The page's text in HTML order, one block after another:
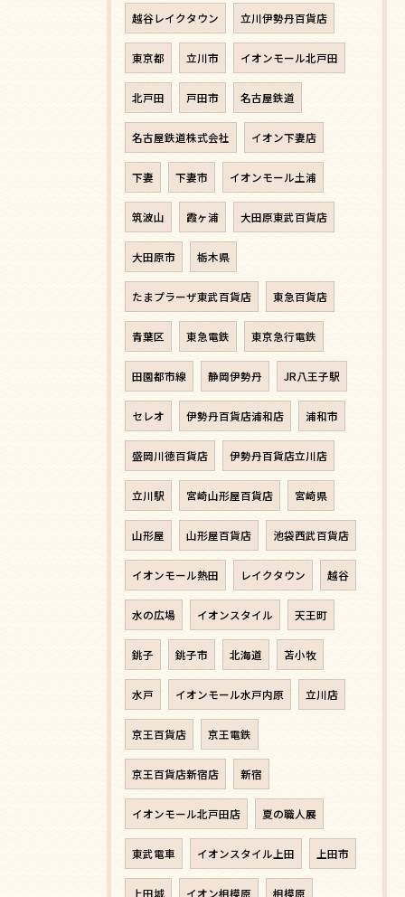
越谷レイクタウン 立川伊勢丹百貨店
東京都 立川市 イオンモール北戸田
北戸田 戸田市 名古屋鉄道
名古屋鉄道株式会社 イオン下妻店
下妻 下妻市 イオンモール土浦
筑波山 霞ヶ浦 大田原東武百貨店
大田原市 栃木県
たまプラーザ東武百貨店 東急百貨店
青葉区 東急電鉄 東京急行電鉄
田園都市線 静岡伊勢丹 JR八王子駅
セレオ 伊勢丹百貨店浦和店 浦和市
盛岡川徳百貨店 伊勢丹百貨店立川店
立川駅 宮崎山形屋百貨店 宮崎県
山形屋 山形屋百貨店 池袋西武百貨店
イオンモール熱田 レイクタウン 越谷
水の広場 イオンスタイル 天王町
銚子 銚子市 北海道 苫小牧
水戸 イオンモール水戸内原 立川店
京王百貨店 京王電鉄
京王百貨店新宿店 新宿
イオンモール北戸田店 夏の職人展
東武電車 イオンスタイル上田 上田市
上田城 イオン相模原 相模原